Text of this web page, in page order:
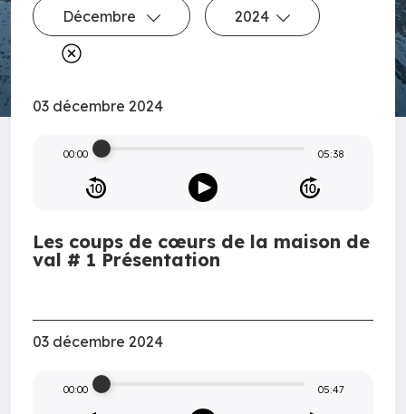
Décembre 2024
03 décembre 2024
00:00 05:38
Les coups de cœurs de la maison de
val # 1 Présentation
03 décembre 2024
00:00 05:47